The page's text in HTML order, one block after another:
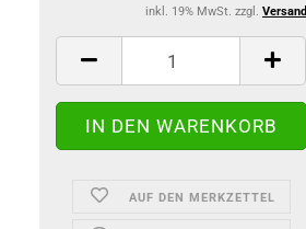
inkl. 19% MwSt. zzgl. Versand
AUF DEN MERKZETTEL